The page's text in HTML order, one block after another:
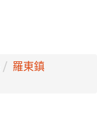
羅東鎮